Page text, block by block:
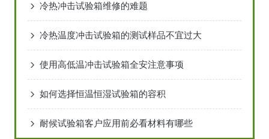
冷热冲击试验箱维修的难题
冷热温度冲击试验箱的测试样品不宜过大
使用高低温冲击试验箱全安注意事项
如何选择恒温恒湿试验箱的容积
耐候试验箱客户应用前必看材料有哪些